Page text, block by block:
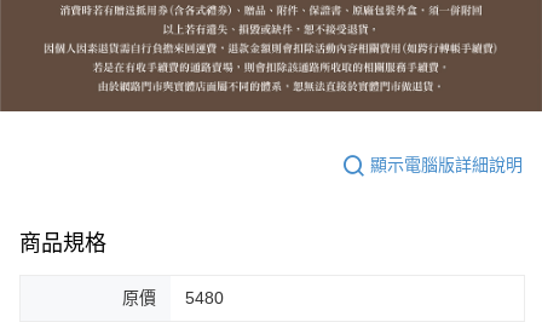
顯示電腦版詳細說明
商品規格
原價 5480